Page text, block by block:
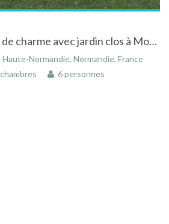
Gite dans propriété de charme avec jardin clos à Morgny en Normandie
Haute-Normandie, Normandie, France
6 personnes